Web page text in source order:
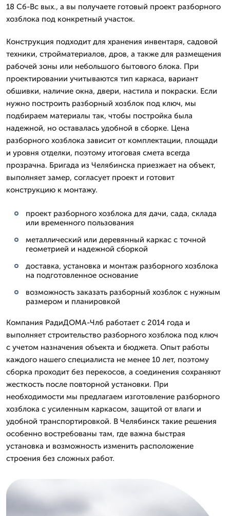
18 Сб-Вс вых., а вы получаете готовый проект разборного
хозблока под конкретный участок.
Конструкция подходит для хранения инвентаря, садовой
техники, стройматериалов, дров, а также для размещения
рабочей зоны или небольшого бытового блока. При
проектировании учитываются тип каркаса, вариант
обшивки, наличие окна, двери, настила и покраски. Если
нужно построить разборный хозблок под ключ, мы
подбираем материалы так, чтобы постройка была
надежной, но оставалась удобной в сборке. Цена
разборного хозблока зависит от комплектации, площади
и уровня отделки, поэтому итоговая смета всегда
прозрачна. Бригада из Челябинска приезжает на объект,
выполняет замер, согласует проект и готовит
конструкцию к монтажу.
проект разборного хозблока для дачи, сада, склада
или временного пользования
металлический или деревянный каркас с точной
геометрией и надежной сборкой
доставка, установка и монтаж разборного хозблока
на подготовленное основание
возможность заказать разборный хозблок с нужным
размером и планировкой
Компания РадиДОМА-Члб работает с 2014 года и
выполняет строительство разборного хозблока под ключ
с учетом назначения объекта и бюджета. Опыт работы
каждого нашего специалиста не менее 10 лет, поэтому
сборка проходит без перекосов, а соединения сохраняют
жесткость после повторной установки. При
необходимости мы предлагаем изготовление разборного
хозблока с усиленным каркасом, защитой от влаги и
удобной транспортировкой. В Челябинск такие решения
особенно востребованы там, где важна быстрая
установка и возможность изменить расположение
строения без сложных работ.